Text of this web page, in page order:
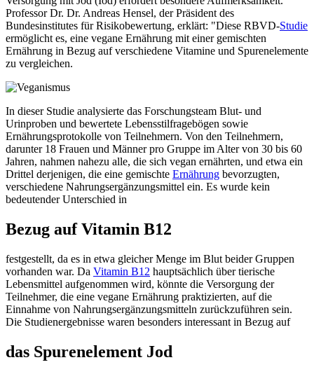
Professor Dr. Dr. Andreas Hensel, der Präsident des
Bundesinstitutes für Risikobewertung, erklärt: "Diese RBVD-Studie
ermöglicht es, eine vegane Ernährung mit einer gemischten
Ernährung in Bezug auf verschiedene Vitamine und Spurenelemente
zu vergleichen.
In dieser Studie analysierte das Forschungsteam Blut- und
Urinproben und bewertete Lebensstilfragebögen sowie
Ernährungsprotokolle von Teilnehmern. Von den Teilnehmern,
darunter 18 Frauen und Männer pro Gruppe im Alter von 30 bis 60
Jahren, nahmen nahezu alle, die sich vegan ernährten, und etwa ein
Drittel derjenigen, die eine gemischte Ernährung bevorzugten,
verschiedene Nahrungsergänzungsmittel ein. Es wurde kein
bedeutender Unterschied in
Bezug auf Vitamin B12
festgestellt, da es in etwa gleicher Menge im Blut beider Gruppen
vorhanden war. Da Vitamin B12 hauptsächlich über tierische
Lebensmittel aufgenommen wird, könnte die Versorgung der
Teilnehmer, die eine vegane Ernährung praktizierten, auf die
Einnahme von Nahrungsergänzungsmitteln zurückzuführen sein.
Die Studienergebnisse waren besonders interessant in Bezug auf
das Spurenelement Jod